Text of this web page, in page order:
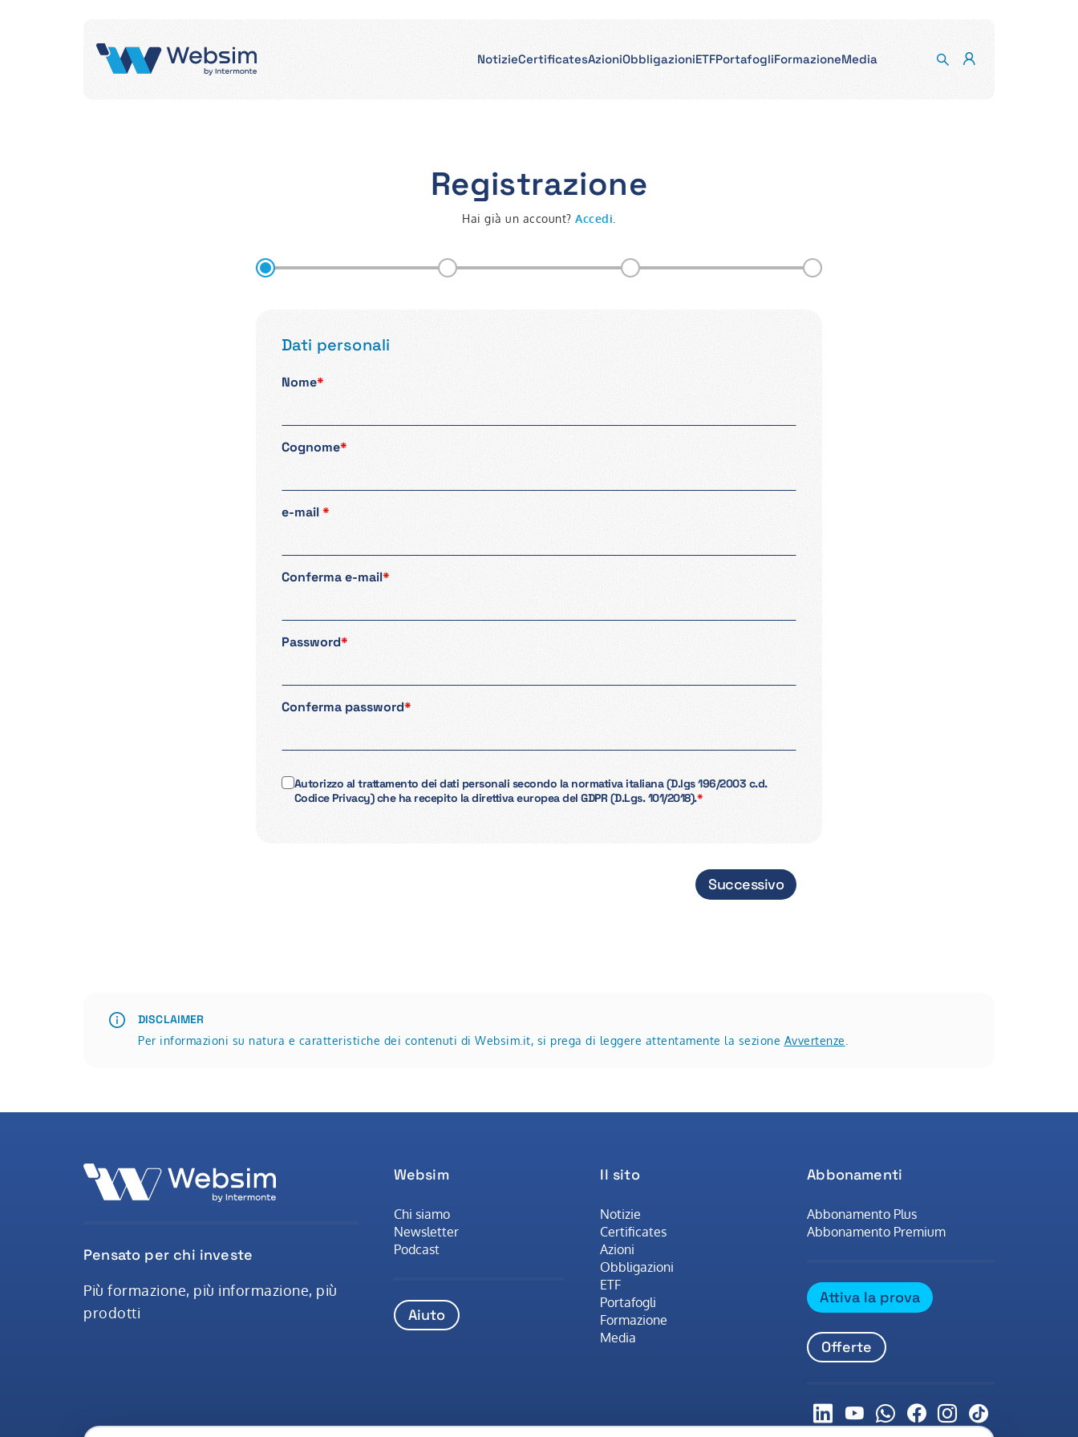
NotizieCertificatesAzioniObbligazioniETFPortafogliFormazioneMedia
Registrazione
Hai già un account?Accedi
Dati personali
Nome*
Cognome*
e-mail*
Conferma e-mail*
Password*
Conferma password*
Autorizzo al trattamento dei dati personali secondo la normativa italiana (D.lgs 196/2003 c.d.
Codice Privacy) che ha recepito la direttiva europea del GDPR (D.Lgs. 101/2018).*
Successivo
DISCLAIMER
Per informazioni su natura e caratteristiche dei contenuti di Websim.it, si prega di leggere attentamente la sezione Avvertenze
Pensato per chi investe
Più formazione, più informazione, più
prodotti
Websim
Chi siamo
Newsletter
Podcast
Aiuto
Il sito
Notizie
Certificates
Azioni
Obbligazioni
ETF
Portafogli
Formazione
Media
Abbonamenti
Abbonamento Plus
Abbonamento Premium
Attiva la prova
Offerte
LinkedInYoutubeWhatsappFacebookInstagramTiktok